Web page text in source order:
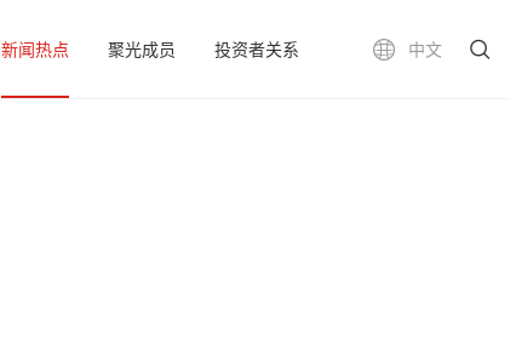
中文
新闻热点 聚光成员 投资者关系